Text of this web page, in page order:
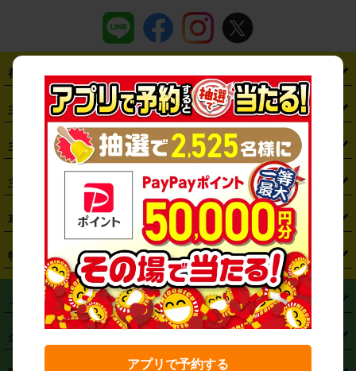
都道府県から探す
・ 北海道 ・青森県 ・岩手県 ・宮城県 ・秋田県 ・山形県
・東京都 ・神奈川県 ・埼玉県 ・千葉県 ・
・ 栃木県 ・群馬県 ・山梨県 ・愛知県 ・静岡県 ・岐阜県
・ 新潟県 富山県 ・石川県 ・福井県 ・大阪府
京都府 滋賀県 ・和歌山県 ・奈良県 ・三重県
・ ・島根県 ・岡山県 ・広島県 ・山口県 ・徳島県
香川県 ・愛媛県 ・高知県 ・福岡県 ・佐賀県 ・長崎県
熊本県 ・大分県 ・宮崎県 ・鹿児島県 ・沖縄県
主要駅から探す
・ 札幌駅 ・仙台駅 ・新宿駅 ・池袋駅 ・渋谷駅 東京駅
・川崎駅 ・大宮駅 ・西船橋駅 ・柏駅 ・名古屋駅
・ 難波駅 三宮駅 ・京都駅 ・ 広島駅 ・博多駅
・ 那覇空港駅
主要空港から探す
・ 新千歳空港 仙台空港
・ 羽田空港
・ 中部国際空港セントレア 関西国際空港
・ 大阪国際空港（伊丹空港） ・神戸空港
・ 岡山空港 ・徳島空港
・ 福岡空港 ・鹿児島空港
・
主要都市から探す
・仙台市
・さいたま市
・ 横浜市 ・川崎市
相模原市 ・新潟市
静岡市 ・浜松市
・ 名古屋市 ・京都市
車種から探す
・コンパクトカー ・ステーションワゴン・セダン
ミニバン・ワンボックス ・ 高級ミニバン・ワンボックス
・ 軽トラック・商用バン
トラック・バン (タウンエースバン、ライトエースバン等)
(ハイエースバン・キャラバン等)
特徴から探す
ハイブリッド ・宅配レンタカー ・ETCカードレンタル
・ 長期レンタル ・ 深夜時間帯レンタル ・免責補償プラス
・
国際運転免許証 ・営業時間外返却サービス
メニュー
トップページ ・はじめての方へ ・ご利用案内
予約から返却まで
企業情報
ニュース ・フランチャイズ募集
アプリで予約する